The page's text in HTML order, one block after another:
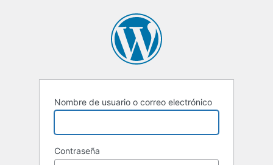
Nombre de usuario o correo electrónico
Contraseña